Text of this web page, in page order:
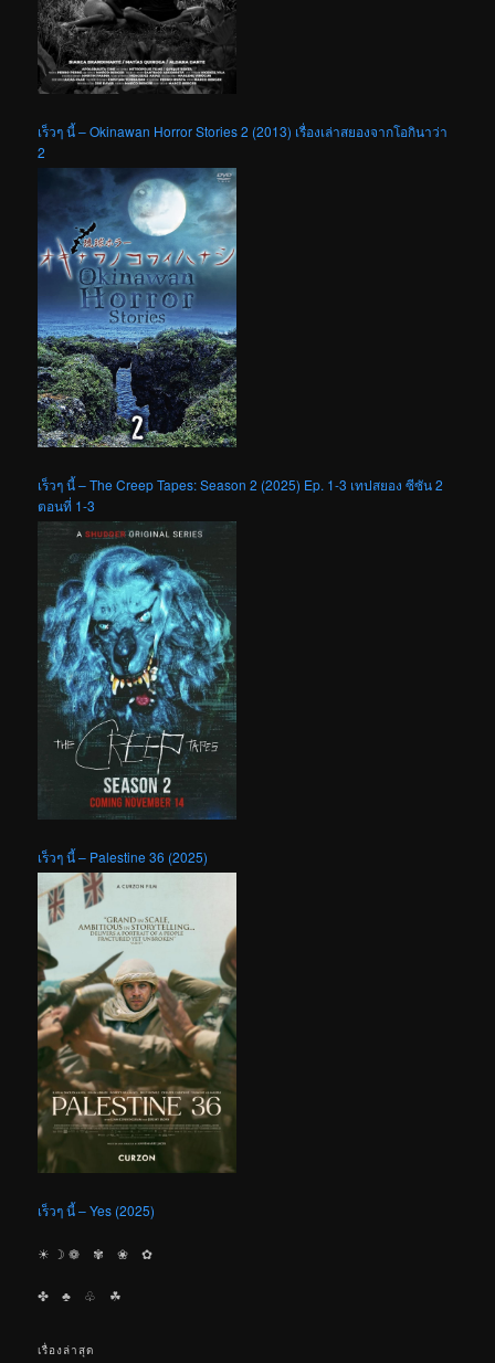
เร็วๆ นี้ – Okinawan Horror Stories 2 (2013) เรื่องเล่าสยองจากโอกินาว่า
2
เร็วๆ นี้ – The Creep Tapes: Season 2 (2025) Ep. 1-3 เทปสยอง ซีซัน 2
ตอนที่ 1-3
เร็วๆ นี้ – Palestine 36 (2025)
เร็วๆ นี้ – Yes (2025)
☀︎ ☽ ❁ ✾ ❀ ✿
✤ ♣︎ ♧ ☘︎
เรื่องล่าสุด